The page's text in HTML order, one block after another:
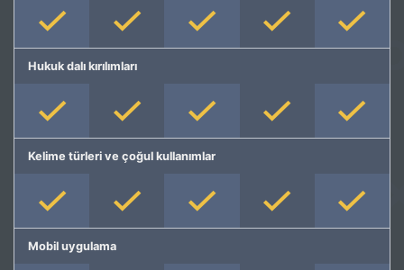
Hukuk dalı kırılımları
Kelime türleri ve çoğul kullanımlar
Mobil uygulama